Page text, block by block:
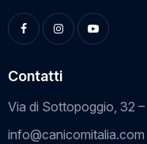
Contatti
Via di Sottopoggio, 32
info@canicomitalia.com